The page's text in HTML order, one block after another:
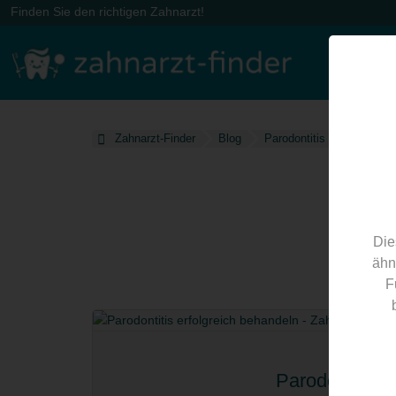
Finden Sie den richtigen Zahnarzt!
Zahnarzt-Finder Blog Parodontitis
Parodontitis